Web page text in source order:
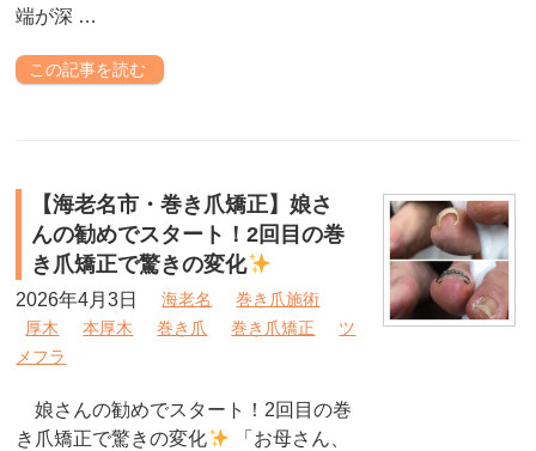
端が深 …
この記事を読む
【海老名市・巻き爪矯正】娘さ
んの勧めでスタート！2回目の巻
き爪矯正で驚きの変化
2026年4月3日 海老名
巻き爪施術
厚木
本厚木 巻き爪 巻き爪矯正
ツ
メフラ
娘さんの勧めでスタート！2回目の巻
き爪矯正で驚きの変化
「お母さん、